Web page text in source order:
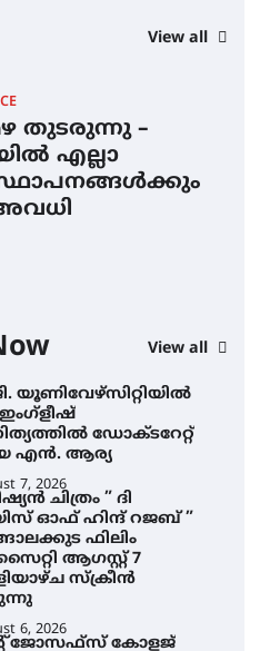
View all
തുടരുന്നു –
എല്ലാ
സ്ഥാപനങ്ങൾക്കും
View all
എസ്
6, 2026
2026 കവിതാ
കാട്ടൂർ, ടി. കെ. ബാലൻ
16ന്
6, 2026
അവധി
യൂണിവേഴ്‌സിറ്റിയിൽ
ഇംഗ്ളീഷ്
ഡോക്ടറേറ്റ്
എൻ. ആര്യ
7, 2026
ചിത്രം ” ദി
ഓഫ് ഹിന്ദ് റജബ് ”
ഫിലിം
ആഗസ്റ്റ് 7
സ്‌ക്രീൻ
6, 2026
ജോസഫ്സ് കോളജ്